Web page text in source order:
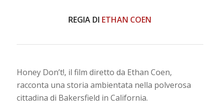
REGIA DI ETHAN COEN
Honey Don’t!, il film diretto da Ethan Coen,
racconta una storia ambientata nella polverosa
cittadina di Bakersfield in California.